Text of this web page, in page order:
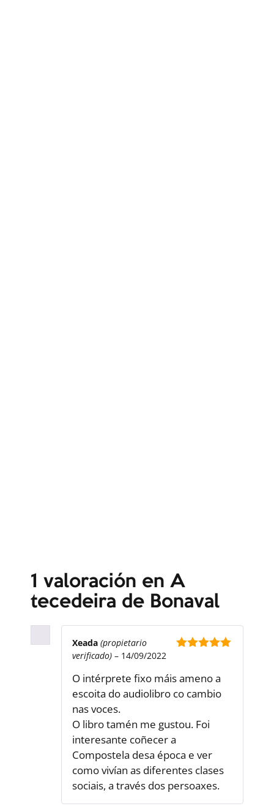
1 valoración en A
tecedeira de Bonaval
Xeada (propietario
verificado) – 14/09/2022
O intérprete fixo máis ameno a
escoita do audiolibro co cambio
nas voces.
O libro tamén me gustou. Foi
interesante coñecer a
Compostela desa época e ver
como vivían as diferentes clases
sociais, a través dos persoaxes.